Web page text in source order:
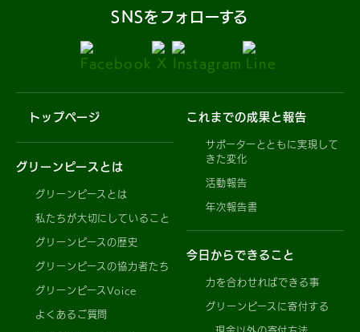
SNSをフォローする
トップページ
グリーンピースとは
グリーンピースとは
私たちが大切にしていること
グリーンピースの歴史
グリーンピースの協力者たち
グリーンピースVoice
よくあるご質問
これまでの成果と報告
サポーターとともに実現して
きた変化
活動報告
年次報告書
今日からできること
力を合わせればできる事
グリーンピースに寄付する